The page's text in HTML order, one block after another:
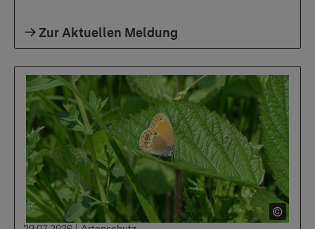
Zur Aktuellen Meldung